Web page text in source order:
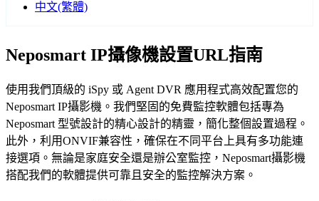
中文(繁體)
Neposmart IP攝像機設置URL指南
使用我們頂級的 iSpy 或 Agent DVR 應用程式高效配置您的
Neposmart IP攝影機。我們堅固的免費監控軟體包括專為
Neposmart 型號設計的精心設計的精靈，簡化整個設置過程。
此外，利用ONVIF兼容性，確保在不同平台上具有多功能連
接選項。無論是家庭安全還是辦公室監控，Neposmart攝影機
搭配我們的軟體提供可靠且安全的監控解決方案。